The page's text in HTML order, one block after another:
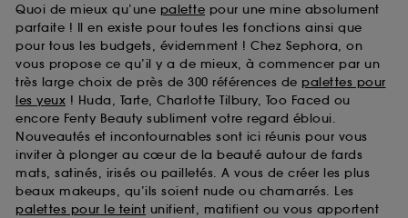
Quoi de mieux qu’une palette pour une mine absolument
parfaite ! Il en existe pour toutes les fonctions ainsi que
pour tous les budgets, évidemment ! Chez Sephora, on
vous propose ce qu’il y a de mieux, à commencer par un
très large choix de près de 300 références de palettes pour
les yeux ! Huda, Tarte, Charlotte Tilbury, Too Faced ou
encore Fenty Beauty subliment votre regard ébloui.
Nouveautés et incontournables sont ici réunis pour vous
inviter à plonger au cœur de la beauté autour de fards
mats, satinés, irisés ou pailletés. A vous de créer les plus
beaux makeups, qu’ils soient nude ou chamarrés. Les
palettes pour le teint unifient, matifient ou vous apportent